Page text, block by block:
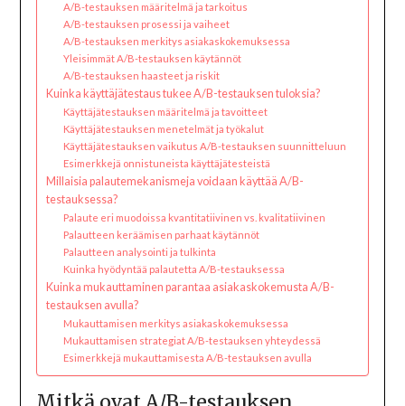
A/B-testauksen määritelmä ja tarkoitus
A/B-testauksen prosessi ja vaiheet
A/B-testauksen merkitys asiakaskokemuksessa
Yleisimmät A/B-testauksen käytännöt
A/B-testauksen haasteet ja riskit
Kuinka käyttäjätestaus tukee A/B-testauksen tuloksia?
Käyttäjätestauksen määritelmä ja tavoitteet
Käyttäjätestauksen menetelmät ja työkalut
Käyttäjätestauksen vaikutus A/B-testauksen suunnitteluun
Esimerkkejä onnistuneista käyttäjätesteistä
Millaisia palautemekanismeja voidaan käyttää A/B-
testauksessa?
Palaute eri muodoissa kvantitatiivinen vs. kvalitatiivinen
Palautteen keräämisen parhaat käytännöt
Palautteen analysointi ja tulkinta
Kuinka hyödyntää palautetta A/B-testauksessa
Kuinka mukauttaminen parantaa asiakaskokemusta A/B-
testauksen avulla?
Mukauttamisen merkitys asiakaskokemuksessa
Mukauttamisen strategiat A/B-testauksen yhteydessä
Esimerkkejä mukauttamisesta A/B-testauksen avulla